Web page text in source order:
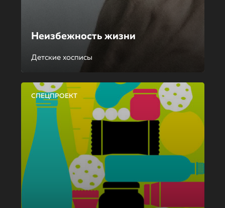
Неизбежность жизни
Детские хосписы
СПЕЦПРОЕКТ